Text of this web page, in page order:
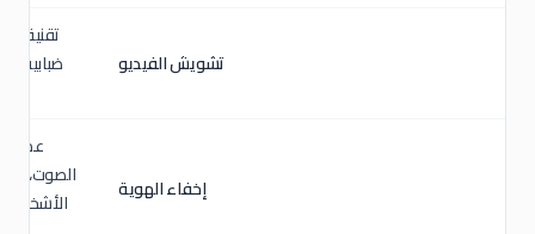
تشويش الفيديو
تقنية
إخفاء الهوية
الصوت،